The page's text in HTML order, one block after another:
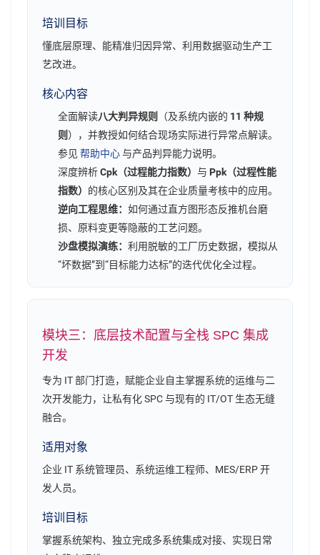
培训目标
懂底层原理、能精准归因异常、利用数据驱动生产工
艺改进。
核心内容
全面解读八大判异规则 （及系统内嵌的 11 种规
则 ），并教授如何结合现场实际进行异常点解读。
参见 帮助中心与产品判异能力说明。
深度辨析Cpk（过程能力指数） 与 Ppk（过程性能
指数） 的核心区别及其在企业质量考核中的应用。
逆向工程思维： 如何通过直方图形态反推机台磨
损、原料变更等隐蔽的工艺问题。
沙盘模拟演练： 利用脱敏的工厂历史数据，模拟从
“坏数据”到“目标能力达标”的迭代优化全过程。
模块三：底层技术配置与全栈 SPC 集成
开发
专为 IT 部门打造，赋能企业自主掌握系统的运维与二
次开发能力，让私有化 SPC 与现有的 IT/OT 生态无缝
融合。
适用对象
企业 IT 系统管理员、系统运维工程师、MES/ERP 开
发人员。
培训目标
掌握系统架构、独立完成多系统集成对接、实现日常